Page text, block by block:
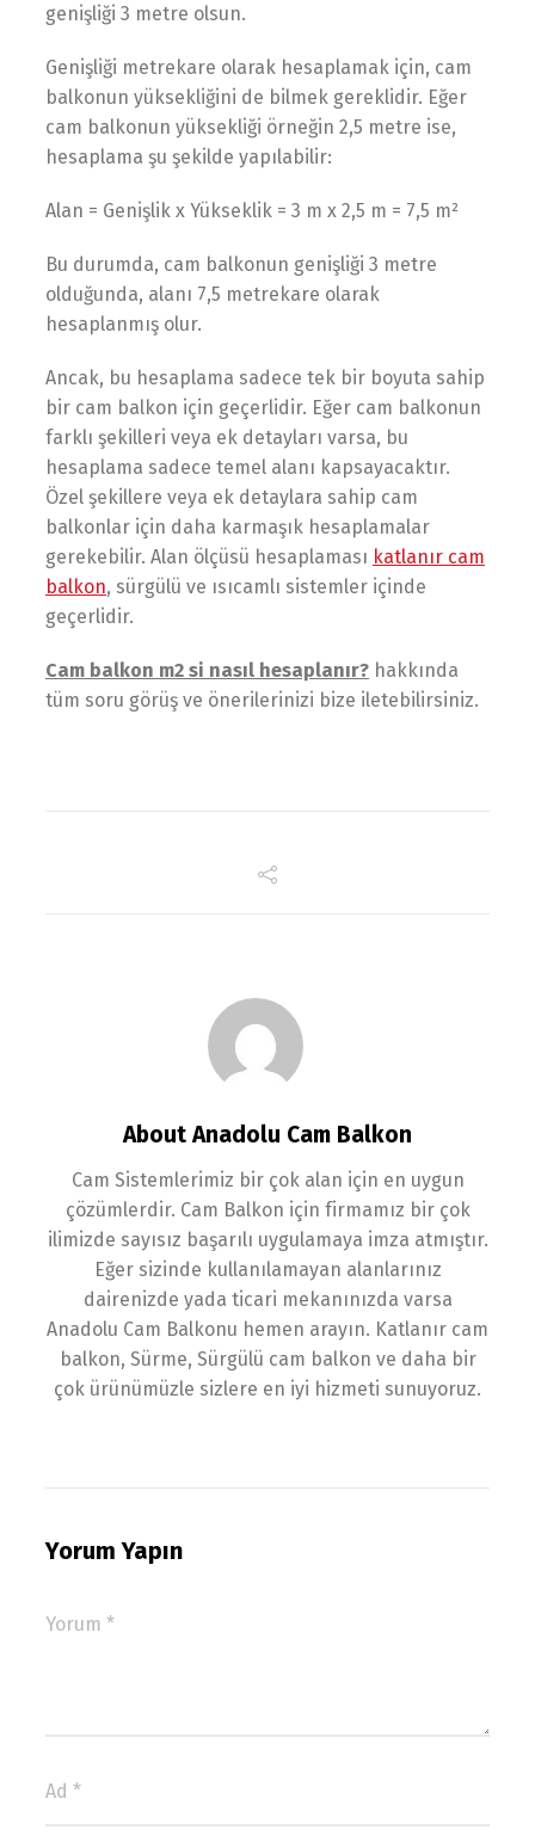
genişliği 3 metre olsun.
Genişliği metrekare olarak hesaplamak için, cam
balkonun yüksekliğini de bilmek gereklidir. Eğer
cam balkonun yüksekliği örneğin 2,5 metre ise,
hesaplama şu şekilde yapılabilir:
Alan = Genişlik x Yükseklik = 3 m x 2,5 m = 7,5 m²
Bu durumda, cam balkonun genişliği 3 metre
olduğunda, alanı 7,5 metrekare olarak
hesaplanmış olur.
Ancak, bu hesaplama sadece tek bir boyuta sahip
bir cam balkon için geçerlidir. Eğer cam balkonun
farklı şekilleri veya ek detayları varsa, bu
hesaplama sadece temel alanı kapsayacaktır.
Özel şekillere veya ek detaylara sahip cam
balkonlar için daha karmaşık hesaplamalar
gerekebilir. Alan ölçüsü hesaplaması katlanır cam
balkon, sürgülü ve ısıcamlı sistemler içinde
geçerlidir.
Cam balkon m2 si nasıl hesaplanır? hakkında
tüm soru görüş ve önerilerinizi bize iletebilirsiniz.
About Anadolu Cam Balkon
Cam Sistemlerimiz bir çok alan için en uygun
çözümlerdir. Cam Balkon için firmamız bir çok
ilimizde sayısız başarılı uygulamaya imza atmıştır.
Eğer sizinde kullanılamayan alanlarınız
dairenizde yada ticari mekanınızda varsa
Anadolu Cam Balkonu hemen arayın. Katlanır cam
balkon, Sürme, Sürgülü cam balkon ve daha bir
çok ürünümüzle sizlere en iyi hizmeti sunuyoruz.
Yorum Yapın